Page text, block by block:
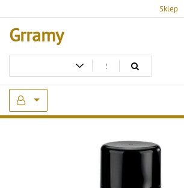
to
content
Sklep
Grramy